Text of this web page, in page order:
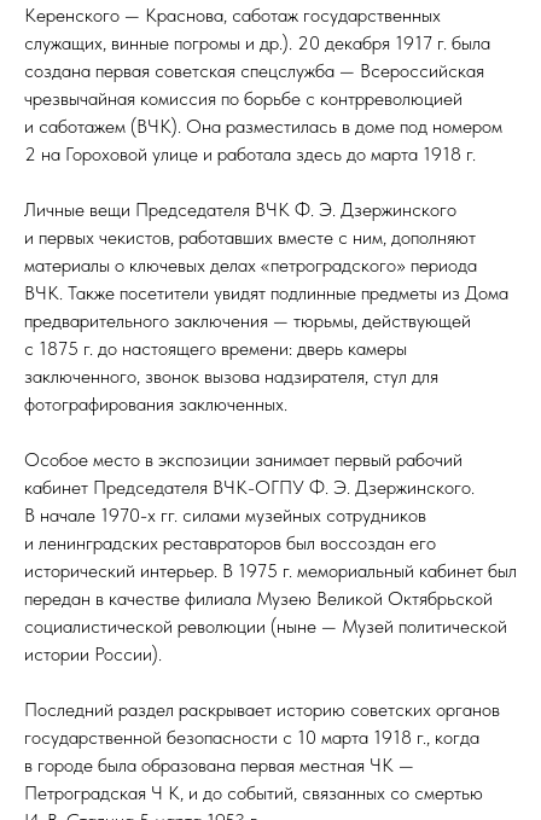
Керенского — Краснова, саботаж государственных
служащих, винные погромы и др.). 20 декабря 1917 г. была
создана первая советская спецслужба — Всероссийская
чрезвычайная комиссия по борьбе с контрреволюцией
и саботажем (ВЧК). Она разместилась в доме под номером
2 на Гороховой улице и работала здесь до марта 1918 г.
Личные вещи Председателя ВЧК Ф. Э. Дзержинского
и первых чекистов, работавших вместе с ним, дополняют
материалы о ключевых делах «петроградского» периода
ВЧК. Также посетители увидят подлинные предметы из Дома
предварительного заключения — тюрьмы, действующей
с 1875 г. до настоящего времени: дверь камеры
заключенного, звонок вызова надзирателя, стул для
фотографирования заключенных.
Особое место в экспозиции занимает первый рабочий
кабинет Председателя ВЧК-ОГПУ Ф. Э. Дзержинского.
В начале 1970-х гг. силами музейных сотрудников
и ленинградских реставраторов был воссоздан его
исторический интерьер. В 1975 г. мемориальный кабинет был
передан в качестве филиала Музею Великой Октябрьской
социалистической революции (ныне — Музей политической
истории России).
Последний раздел раскрывает историю советских органов
государственной безопасности с 10 марта 1918 г., когда
в городе была образована первая местная ЧК —
Петроградская Ч К, и до событий, связанных со смертью